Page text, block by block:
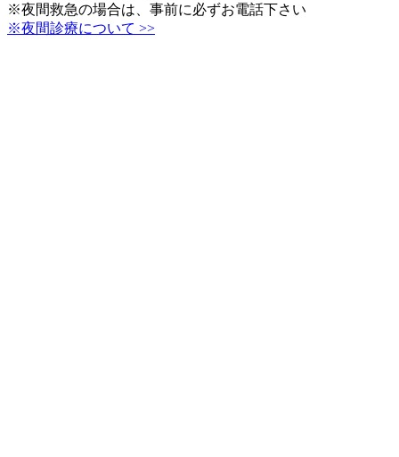
※夜間救急の場合は、事前に必ずお電話下さい
※夜間診療について >>